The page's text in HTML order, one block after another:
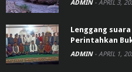
ADMIN - APRIL 3,
Lenggang
Perintahkan
ADMIN - APRIL 1,